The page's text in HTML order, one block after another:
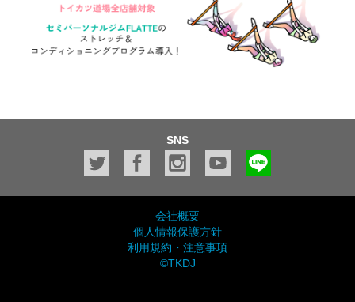
SNS
会社概要
個人情報保護方針
利用規約・注意事項
©TKDJ